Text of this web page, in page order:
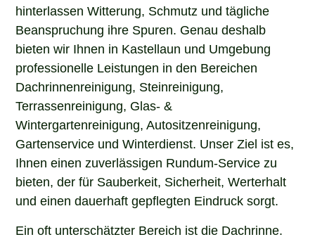
hinterlassen Witterung, Schmutz und tägliche
Beanspruchung ihre Spuren. Genau deshalb
bieten wir Ihnen in Kastellaun und Umgebung
professionelle Leistungen in den Bereichen
Dachrinnenreinigung, Steinreinigung,
Terrassenreinigung, Glas- &
Wintergartenreinigung, Autositzenreinigung,
Gartenservice und Winterdienst. Unser Ziel ist es,
Ihnen einen zuverlässigen Rundum-Service zu
bieten, der für Sauberkeit, Sicherheit, Werterhalt
und einen dauerhaft gepflegten Eindruck sorgt.
Ein oft unterschätzter Bereich ist die Dachrinne.